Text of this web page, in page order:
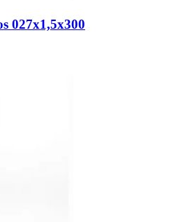
027x1,5x300